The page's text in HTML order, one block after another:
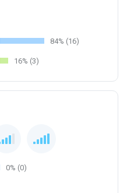
84% (16)
16% (3)
0% (0)